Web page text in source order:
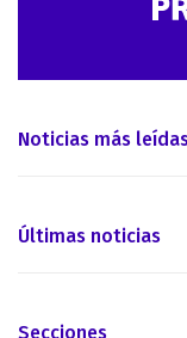
Noticias más
Últimas noticias
Secciones